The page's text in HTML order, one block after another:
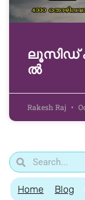
ലൂ​സി​ഡ്
ൽ
Rakesh Raj
Home Blog